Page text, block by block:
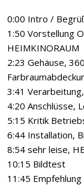
0:00 Intro /
1:50 Vorstellung
HEIMKINORAUM
2:23 Gehäuse,
3:41
4:20 Anschlüsse,
5:15 Kritik
6:44 Installation,
8:54 sehr leise,
10:15 Bildtest
11:45